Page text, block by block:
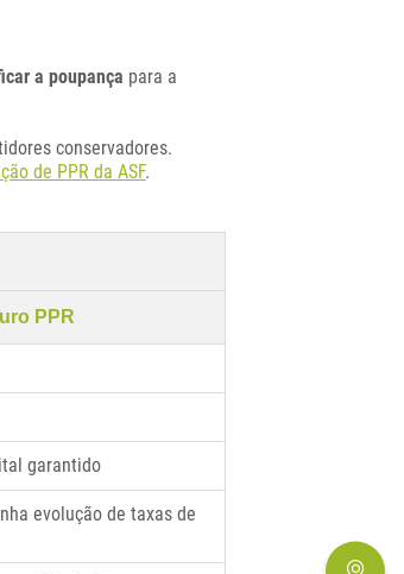
a poupança para a
conservadores.
de PPR da ASF.
PPR
garantido
evolução de taxas de